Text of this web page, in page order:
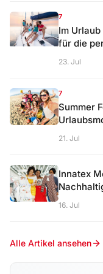
7
Im
für die
23. Jul
7
Summer
lohnt
21. Jul
Innatex
16. Jul
Alle Artikel ansehen